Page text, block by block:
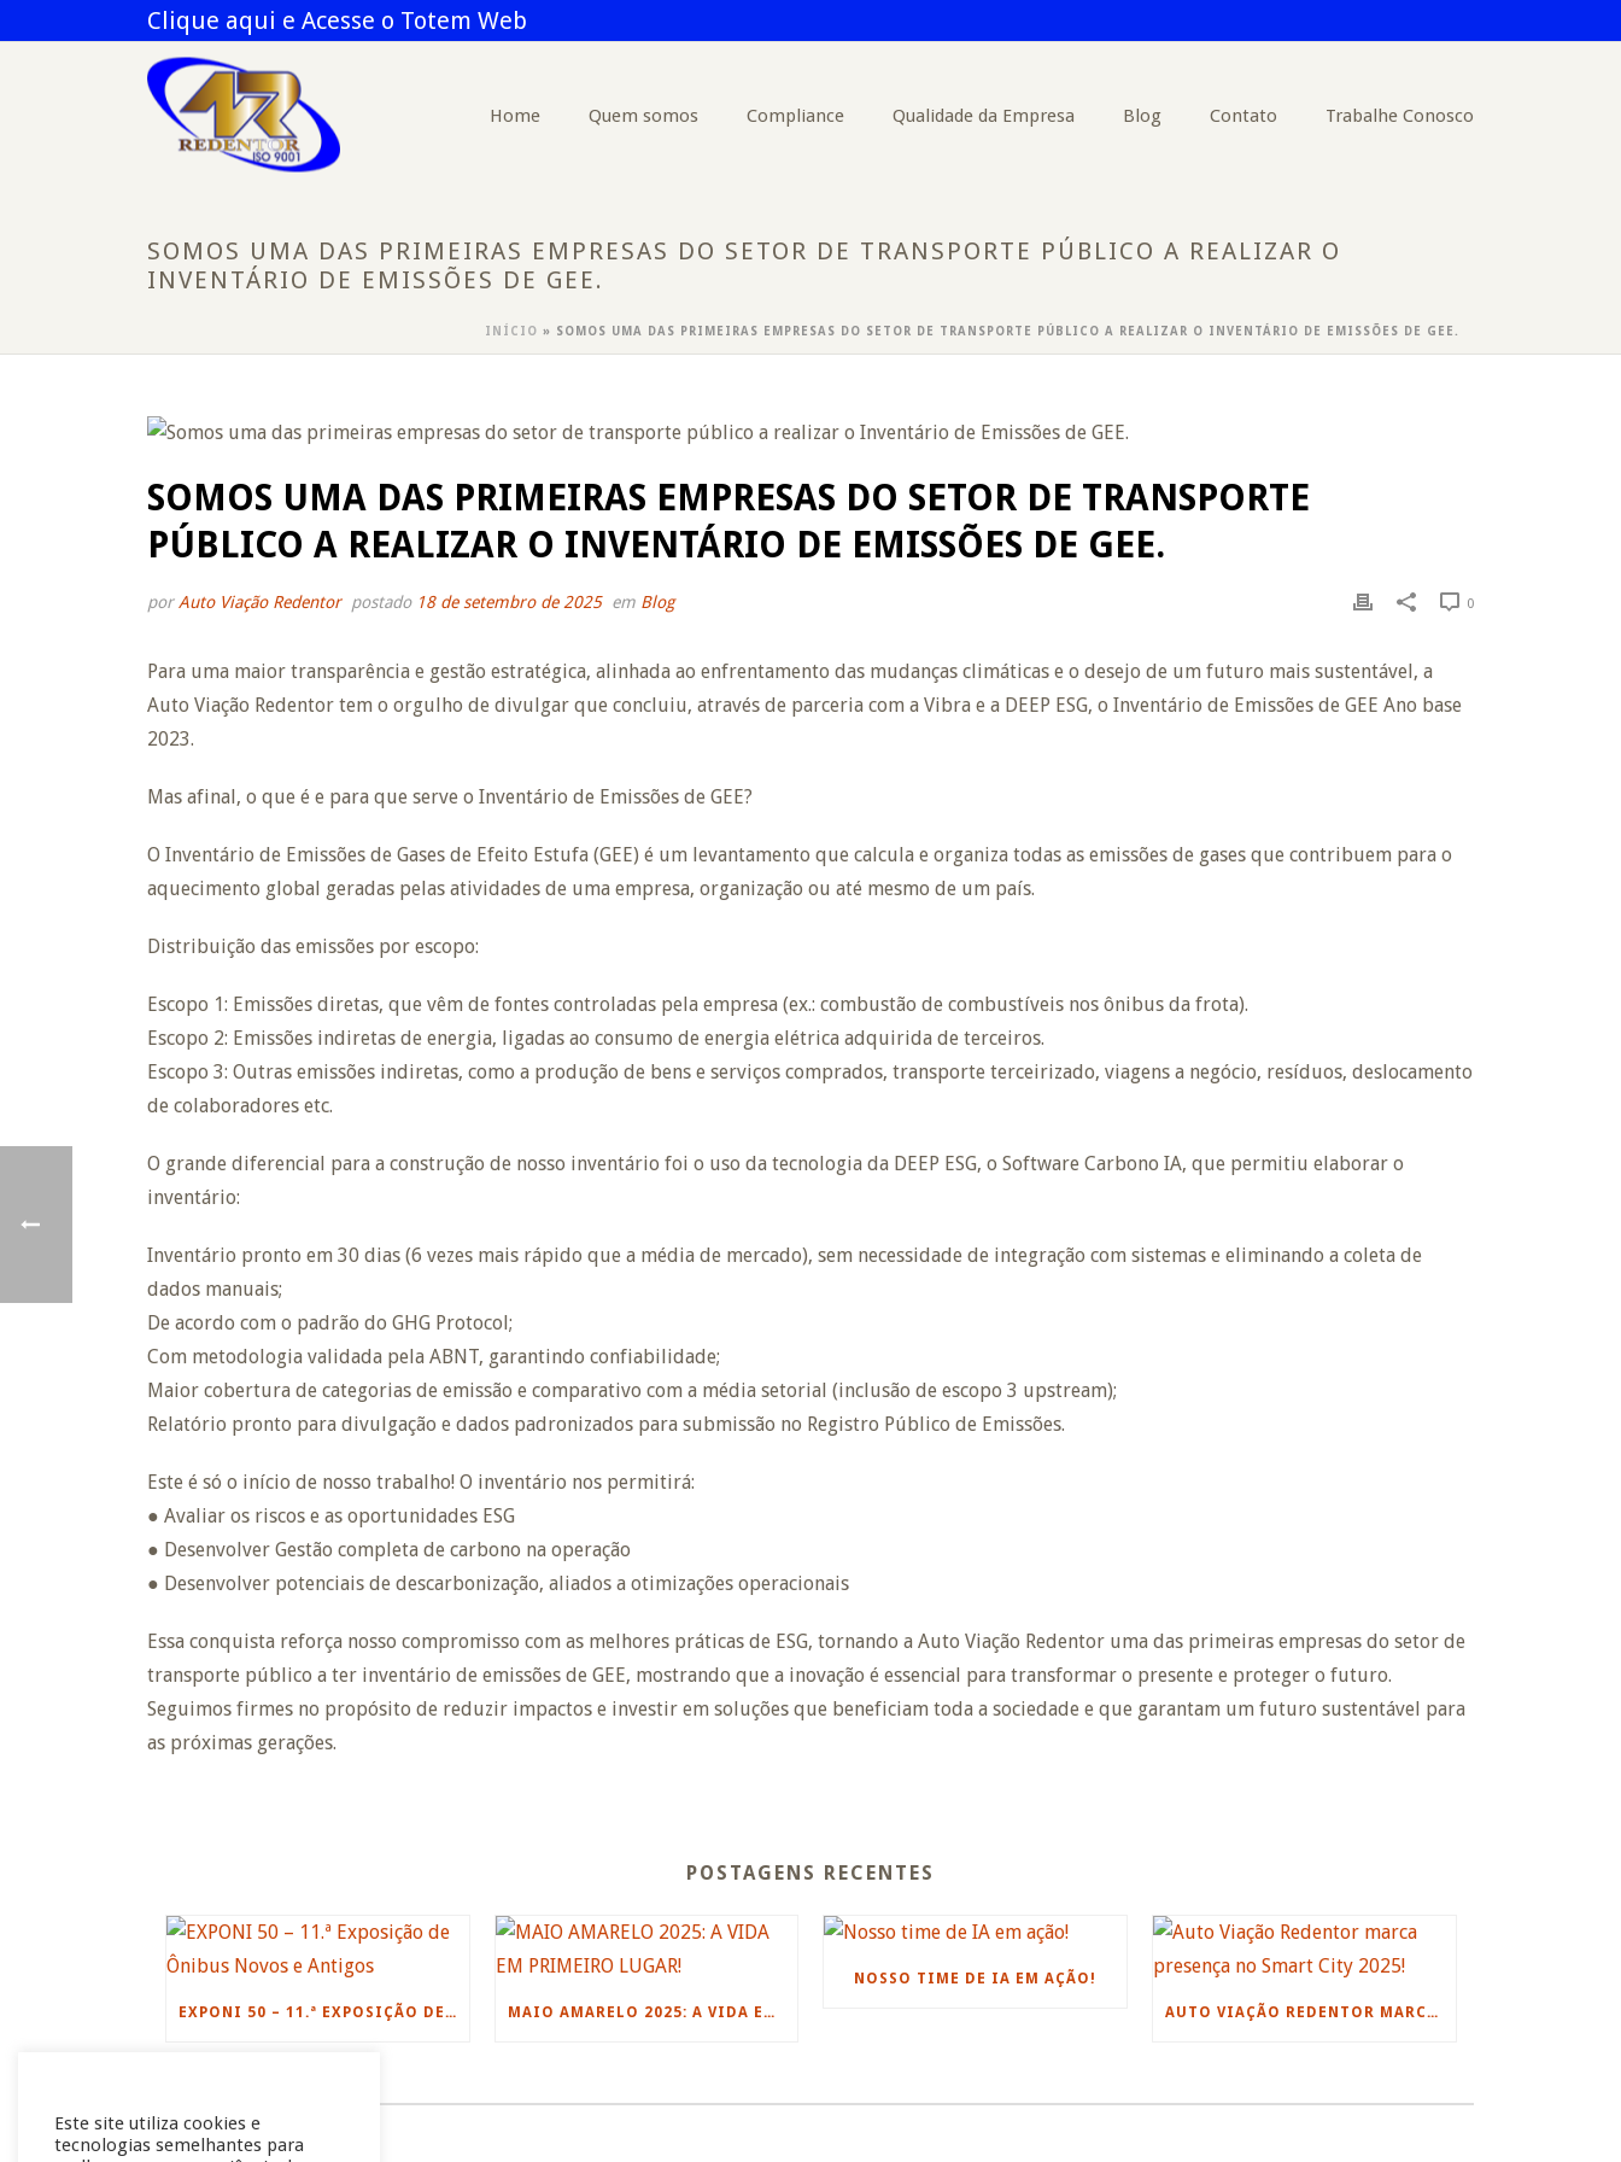
Clique aqui e Acesse o Totem Web
Home Quem somos Compliance Qualidade da Empresa Blog Contato Trabalhe Conosco
SOMOS UMA DAS PRIMEIRAS EMPRESAS DO SETOR DE TRANSPORTE PÚBLICO A REALIZAR O
INVENTÁRIO DE EMISSÕES DE GEE.
INÍCIO » SOMOS UMA DAS PRIMEIRAS EMPRESAS DO SETOR DE TRANSPORTE PÚBLICO A REALIZAR O INVENTÁRIO DE EMISSÕES DE GEE.
SOMOS UMA DAS PRIMEIRAS EMPRESAS DO SETOR DE TRANSPORTE
PÚBLICO A REALIZAR O INVENTÁRIO DE EMISSÕES DE GEE.
porAuto Viação Redentor postado 18 de setembro de 2025 em Blog 0
Para uma maior transparência e gestão estratégica, alinhada ao enfrentamento das mudanças climáticas e o desejo de um futuro mais sustentável, a
Auto Viação Redentor tem o orgulho de divulgar que concluiu, através de parceria com a Vibra e a DEEP ESG, o Inventário de Emissões de GEE Ano base
2023.
Mas afinal, o que é e para que serve o Inventário de Emissões de GEE?
O Inventário de Emissões de Gases de Efeito Estufa (GEE) é um levantamento que calcula e organiza todas as emissões de gases que contribuem para o
aquecimento global geradas pelas atividades de uma empresa, organização ou até mesmo de um país.
Distribuição das emissões por escopo:
Escopo 1: Emissões diretas, que vêm de fontes controladas pela empresa (ex.: combustão de combustíveis nos ônibus da frota).
Escopo 2: Emissões indiretas de energia, ligadas ao consumo de energia elétrica adquirida de terceiros.
Escopo 3: Outras emissões indiretas, como a produção de bens e serviços comprados, transporte terceirizado, viagens a negócio, resíduos, deslocamento
de colaboradores etc.
O grande diferencial para a construção de nosso inventário foi o uso da tecnologia da DEEP ESG, o Software Carbono IA, que permitiu elaborar o
inventário:
Inventário pronto em 30 dias (6 vezes mais rápido que a média de mercado), sem necessidade de integração com sistemas e eliminando a coleta de
dados manuais;
De acordo com o padrão do GHG Protocol;
Com metodologia validada pela ABNT, garantindo confiabilidade;
Maior cobertura de categorias de emissão e comparativo com a média setorial (inclusão de escopo 3 upstream);
Relatório pronto para divulgação e dados padronizados para submissão no Registro Público de Emissões.
Este é só o início de nosso trabalho! O inventário nos permitirá:
● Avaliar os riscos e as oportunidades ESG
● Desenvolver Gestão completa de carbono na operação
● Desenvolver potenciais de descarbonização, aliados a otimizações operacionais
Essa conquista reforça nosso compromisso com as melhores práticas de ESG, tornando a Auto Viação Redentor uma das primeiras empresas do setor de
transporte público a ter inventário de emissões de GEE, mostrando que a inovação é essencial para transformar o presente e proteger o futuro.
Seguimos firmes no propósito de reduzir impactos e investir em soluções que beneficiam toda a sociedade e que garantam um futuro sustentável para
as próximas gerações.
POSTAGENS RECENTES
EXPONI 50 – 11.ª EXPOSIÇÃO DE ÔNIBUS NOVOS E ANTIGOS MAIO AMARELO 2025: A VIDA EM PRIMEIRO LUGAR!
NOSSO TIME DE IA EM AÇÃO!
AUTO VIAÇÃO REDENTOR MARCA PRESENÇA NO SMART CITY 2025!
Este site utiliza cookies e
tecnologias semelhantes para